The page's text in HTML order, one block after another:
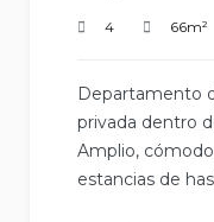
4 66m²
Departamento
privada dentro
Amplio,
estancias de